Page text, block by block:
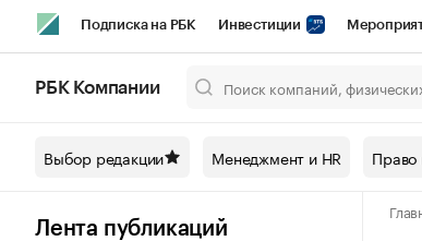
Подписка на РБК Инвестиции
Спецпроекты СПб Конференции СПб
Технологии и медиа Рынок
РБК Компании
Выбор редакции Менеджмент и HR Право
Лента публикаций